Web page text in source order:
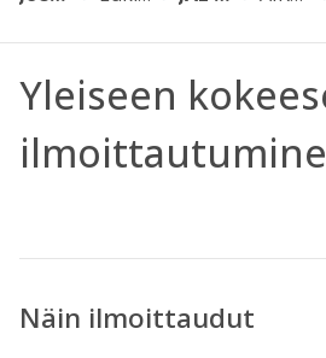
Yleiseen
Näin ilmoittaudut